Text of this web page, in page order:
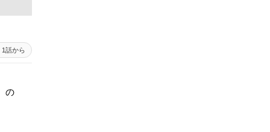
1話から
の